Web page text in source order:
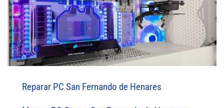
Reparar PC San Fernando de Henares